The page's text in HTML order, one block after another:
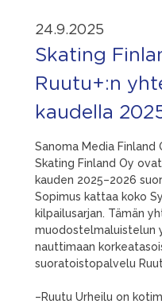
24.9.2025
Skating
Ruutu+:n
kaudella
Sanoma Media
Skating Finland Oy
kauden 2025–2026
Sopimus kattaa koko
kilpailusarjan. Tämän
muodostelmaluistelun
nauttimaan
suoratoistopalvelu
–Ruutu Urheilu on